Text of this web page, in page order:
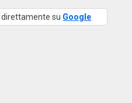
direttamente su Google